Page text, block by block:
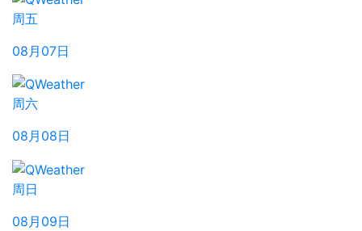
周五
08月07日
周六
08月08日
周日
08月09日